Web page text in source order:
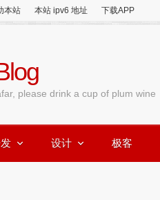
本站 本站 ipv6 地址 下载APP
please drink a cup of plum wine
设计 极客